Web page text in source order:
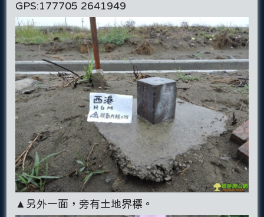
GPS:177705 2641949
▲另外一面，旁有土地界標。